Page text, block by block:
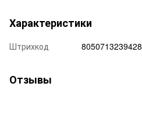
Характеристики
Штрихкод 8050713239428
Отзывы